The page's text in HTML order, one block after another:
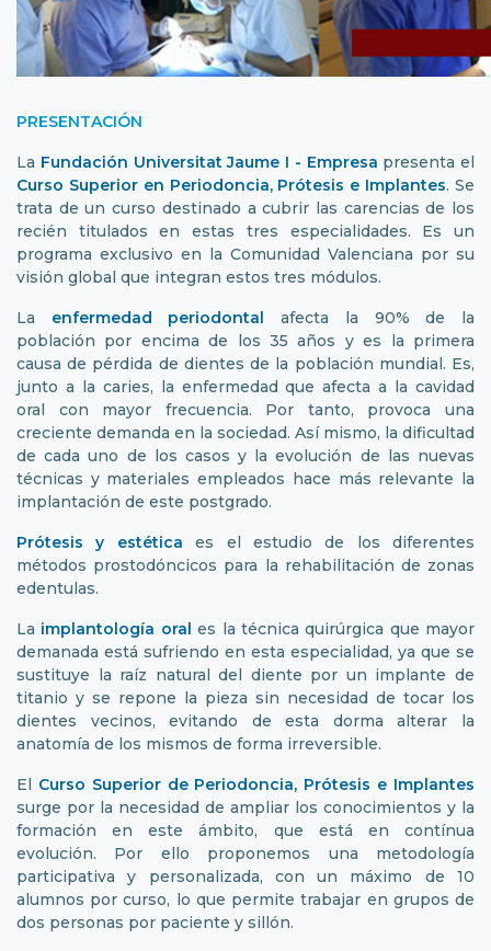
PRESENTACIÓN
La Fundación Universitat Jaume I - Empresa presenta el
Curso Superior en Periodoncia, Prótesis e Implantes. Se
trata de un curso destinado a cubrir las carencias de los
recién titulados en estas tres especialidades. Es un
programa exclusivo en la Comunidad Valenciana por su
visión global que integran estos tres módulos.
La enfermedad periodontal afecta la 90% de la
población por encima de los 35 años y es la primera
causa de pérdida de dientes de la población mundial. Es,
junto a la caries, la enfermedad que afecta a la cavidad
oral con mayor frecuencia. Por tanto, provoca una
creciente demanda en la sociedad. Así mismo, la dificultad
de cada uno de los casos y la evolución de las nuevas
técnicas y materiales empleados hace más relevante la
implantación de este postgrado.
Prótesis y estética es el estudio de los diferentes
métodos prostodóncicos para la rehabilitación de zonas
edentulas.
La implantología oral es la técnica quirúrgica que mayor
demanada está sufriendo en esta especialidad, ya que se
sustituye la raíz natural del diente por un implante de
titanio y se repone la pieza sin necesidad de tocar los
dientes vecinos, evitando de esta dorma alterar la
anatomía de los mismos de forma irreversible.
El Curso Superior de Periodoncia, Prótesis e Implantes
surge por la necesidad de ampliar los conocimientos y la
formación en este ámbito, que está en contínua
evolución. Por ello proponemos una metodología
participativa y personalizada, con un máximo de 10
alumnos por curso, lo que permite trabajar en grupos de
dos personas por paciente y sillón.